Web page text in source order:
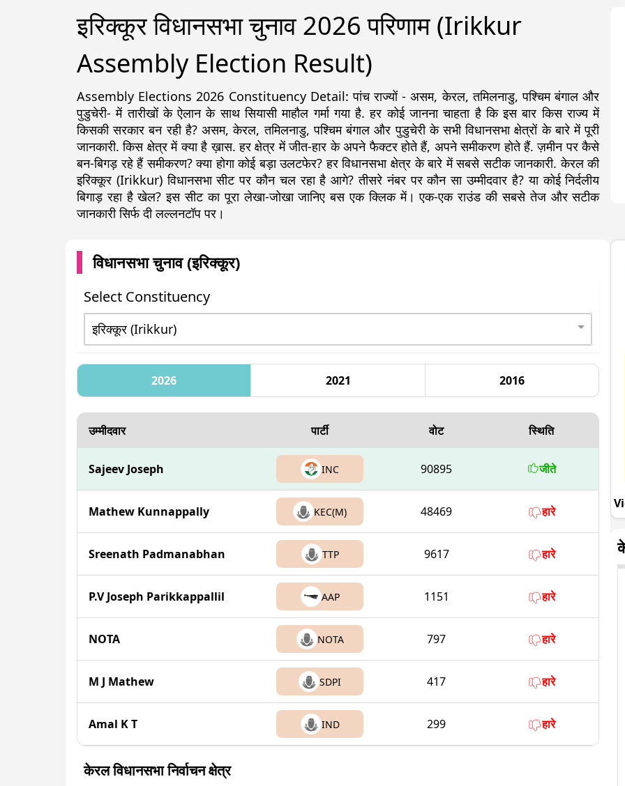
इरिक्कूर विधानसभा चुनाव 2026 परिणाम (Irikkur
Assembly Election Result)
Assembly Elections 2026 Constituency Detail: पांच राज्यों - असम, केरल, तमिलनाडु, पश्चिम बंगाल और
पुडुचेरी- में तारीखों के ऐलान के साथ सियासी माहौल गर्मा गया है. हर कोई जानना चाहता है कि इस बार किस राज्य में
किसकी सरकार बन रही है? असम, केरल, तमिलनाडु, पश्चिम बंगाल और पुडुचेरी के सभी विधानसभा क्षेत्रों के बारे में पूरी
जानकारी. किस क्षेत्र में क्या है ख़ास. हर क्षेत्र में जीत-हार के अपने फैक्टर होते हैं, अपने समीकरण होते हैं. ज़मीन पर कैसे
बन-बिगड़ रहे हैं समीकरण? क्या होगा कोई बड़ा उलटफेर? हर विधानसभा क्षेत्र के बारे में सबसे सटीक जानकारी. केरल की
इरिक्कूर (Irikkur) विधानसभा सीट पर कौन चल रहा है आगे? तीसरे नंबर पर कौन सा उम्मीदवार है? या कोई निर्दलीय
बिगाड़ रहा है खेल? इस सीट का पूरा लेखा-जोखा जानिए बस एक क्लिक में। एक-एक राउंड की सबसे तेज और सटीक
जानकारी सिर्फ दी लल्लनटॉप पर।
विधानसभा चुनाव (इरिक्कूर)
Select Constituency
2026 2021 2016
उम्मीदवार पार्टी वोट स्थिति
Sajeev Joseph INC 90895 जीते
Mathew Kunnappally KEC(M) 48469 हारे
Sreenath Padmanabhan TTP 9617 हारे
P.V Joseph Parikkappallil AAP 1151 हारे
NOTA NOTA 797 हारे
M J Mathew SDPI 417 हारे
Amal K T IND 299 हारे
केरल विधानसभा निर्वाचन क्षेत्र